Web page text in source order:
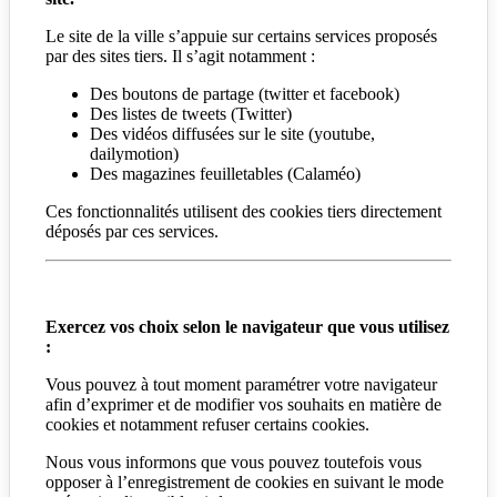
Le site de la ville s’appuie sur certains services proposés
par des sites tiers. Il s’agit notamment :
Des boutons de partage (twitter et facebook)
Des listes de tweets (Twitter)
Des vidéos diffusées sur le site (youtube,
dailymotion)
Des magazines feuilletables (Calaméo)
Ces fonctionnalités utilisent des cookies tiers directement
déposés par ces services.
Exercez vos choix selon le navigateur que vous utilisez
:
Vous pouvez à tout moment paramétrer votre navigateur
afin d’exprimer et de modifier vos souhaits en matière de
cookies et notamment refuser certains cookies.
Nous vous informons que vous pouvez toutefois vous
opposer à l’enregistrement de cookies en suivant le mode